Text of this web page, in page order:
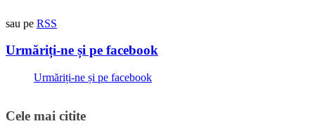
sau pe RSS
Urmăriți-ne și pe facebook
Urmăriți-ne și pe facebook
Cele mai citite